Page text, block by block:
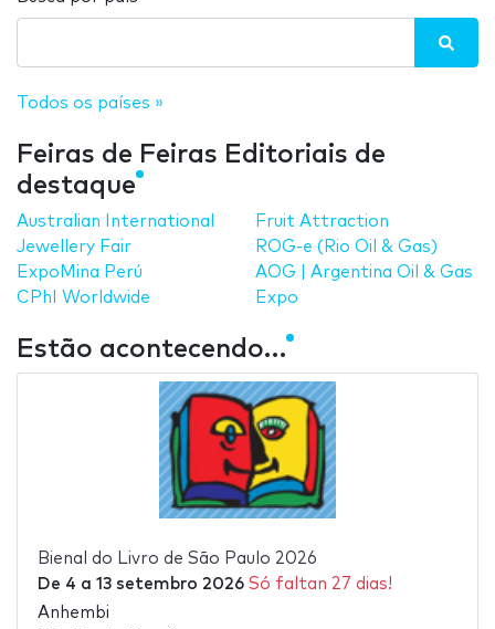
Todos os países »
Feiras de Feiras Editoriais de
destaque
Australian International
Jewellery Fair
ExpoMina Perú
CPhI Worldwide
Fruit Attraction
ROG-e (Rio Oil & Gas)
AOG | Argentina Oil & Gas
Expo
Estão acontecendo…
Bienal do Livro de São Paulo 2026
De 4 a 13 setembro 2026 Só faltan 27 dias!
Anhembi